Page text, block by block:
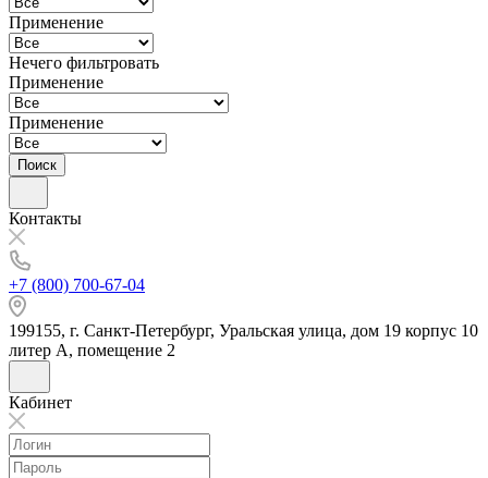
Применение
Нечего фильтровать
Применение
Применение
Поиск
Контакты
+7 (800) 700-67-04
199155, г. Санкт-Петербург, Уральская улица, дом 19 корпус 10
литер А, помещение 2
Кабинет